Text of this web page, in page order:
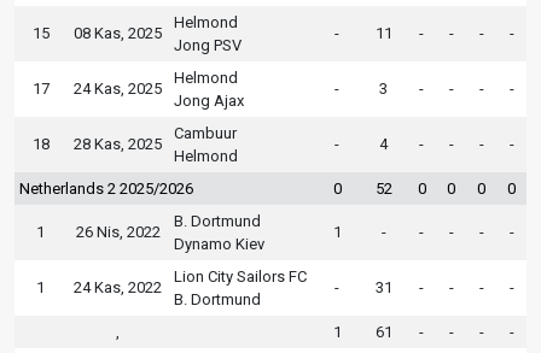
15 08 Kas, 2025
Helmond
Jong PSV
- 11 - - - -
17 24 Kas, 2025
Helmond
Jong Ajax
- 3 - - - -
18 28 Kas, 2025
Cambuur
Helmond
- 4 - - - -
Netherlands 2 2025/2026 0 52 0 0 0 0
1 26 Nis, 2022
B. Dortmund
Dynamo Kiev
1 - - - - -
1 24 Kas, 2022
Lion City Sailors FC
B. Dortmund
- 31 - - - -
1 61 - - - -